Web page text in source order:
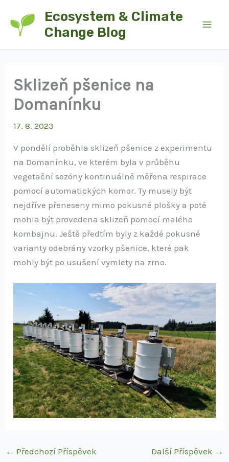
obsah
Ecosystem & Climate
Change Blog
Sklizeň pšenice na
Domanínku
17. 8. 2023
V pondělí proběhla sklizeň pšenice z experimentu
na Domanínku, ve kterém byla v průběhu
vegetační sezóny kontinuálně měřena respirace
pomocí automatických komor. Ty musely být
nejdříve přeneseny mimo pokusné plošky a poté
mohla být provedena sklizeň pomocí malého
kombajnu. Ještě předtím byly z každé pokusné
varianty odebrány vzorky pšenice, které pak
mohly být po usušení vymlety na zrno.
← Předchozí Příspěvek Další Příspěvek →